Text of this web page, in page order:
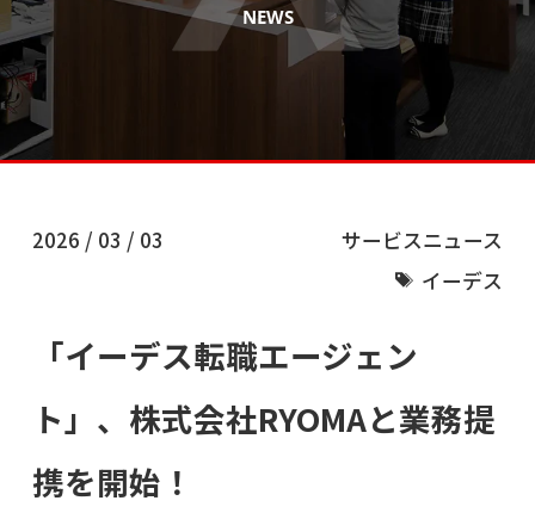
NEWS
2026 / 03 / 03
サービスニュース
イーデス
「イーデス転職エージェン
ト」、株式会社RYOMAと業務提
携を開始！